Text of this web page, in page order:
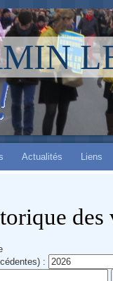
Actualités Liens
des
: